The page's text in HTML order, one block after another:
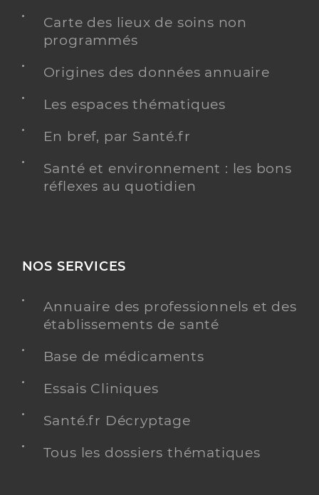
Carte des lieux de soins non
programmés
Origines des données annuaire
Les espaces thématiques
En bref, par Santé.fr
Santé et environnement : les bons
réflexes au quotidien
NOS SERVICES
Annuaire des professionnels et des
établissements de santé
Base de médicaments
Essais Cliniques
Santé.fr Décryptage
Tous les dossiers thématiques